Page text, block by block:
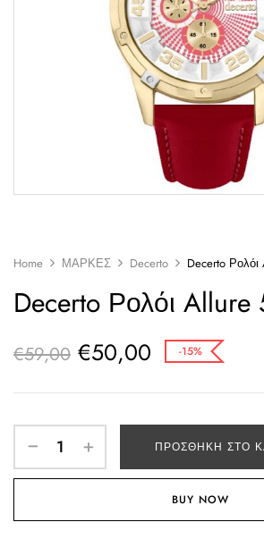
Home ΜΑΡΚΕΣ Decerto Decerto
Decerto Ρολόι Allure
€59,00 €50,00 -15%
ΠΡΟΣΘΉΚΗ ΣΤΟ
BUY NOW